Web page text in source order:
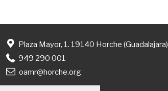
Plaza Mayor, 1. 19140 Horche (Guadalajara)
949 290 001
oamr@horche.org